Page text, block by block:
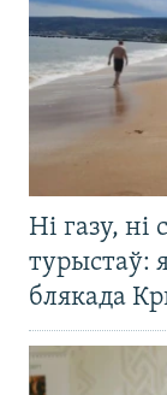
Ні газу, ні
турыстаў:
блякада